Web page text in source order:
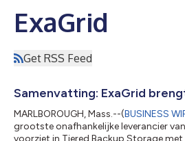
ExaGrid
Get RSS Feed
Samenvatting: ExaGrid
MARLBOROUGH, Mass.--(BUSINESS
grootste onafhankelijke leverancier
voorziet in Tiered Backup Storage